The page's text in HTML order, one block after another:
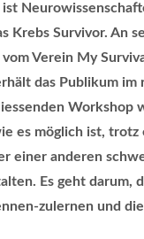
Neurowissenschaf
Krebs Survivor. An
Verein My
das Publikum im
Workshop
es möglich ist, trotz
einer anderen
. Es geht darum,
zulernen und